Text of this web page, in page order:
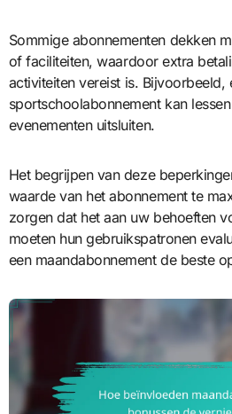
Sommige abonnementen dekken
of faciliteiten, waardoor extra
activiteiten vereist is. Bijvoorbeeld,
sportschoolabonnement kan
evenementen uitsluiten.
Het begrijpen van deze
waarde van het abonnement te
zorgen dat het aan uw behoeften
moeten hun gebruikspatronen
een maandabonnement de beste